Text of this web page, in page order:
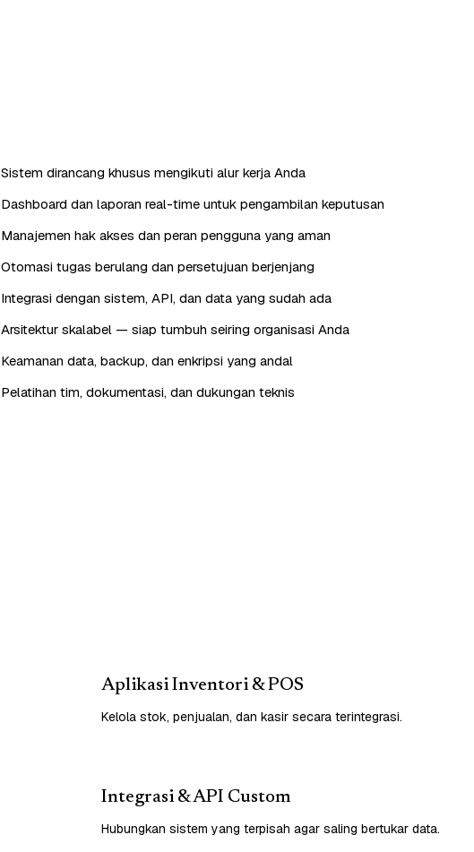
Sistem dirancang khusus mengikuti alur kerja Anda
Dashboard dan laporan real-time untuk pengambilan keputusan
Manajemen hak akses dan peran pengguna yang aman
Otomasi tugas berulang dan persetujuan berjenjang
Integrasi dengan sistem, API, dan data yang sudah ada
Arsitektur skalabel — siap tumbuh seiring organisasi Anda
Keamanan data, backup, dan enkripsi yang andal
Pelatihan tim, dokumentasi, dan dukungan teknis
Aplikasi Inventori & POS
Kelola stok, penjualan, dan kasir secara terintegrasi.
Integrasi & API Custom
Hubungkan sistem yang terpisah agar saling bertukar data.